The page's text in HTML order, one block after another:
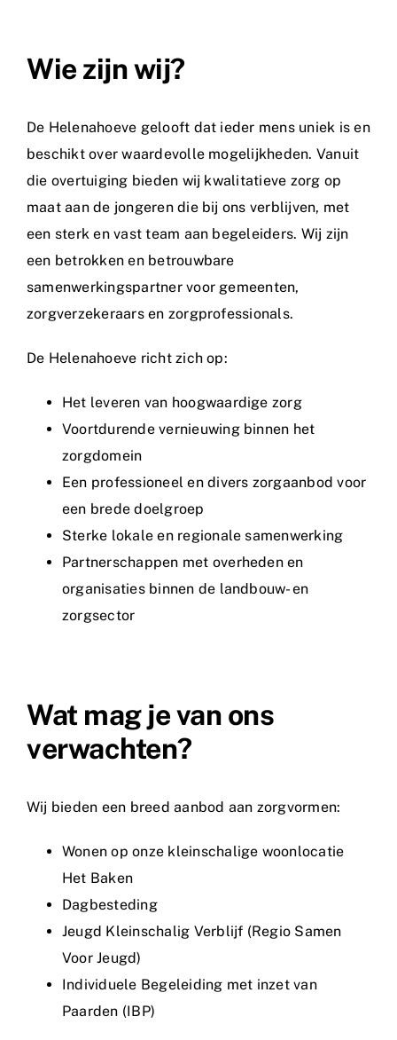
Wie zijn wij?
De Helenahoeve gelooft dat ieder mens uniek is en
beschikt over waardevolle mogelijkheden. Vanuit
die overtuiging bieden wij kwalitatieve zorg op
maat aan de jongeren die bij ons verblijven, met
een sterk en vast team aan begeleiders. Wij zijn
een betrokken en betrouwbare
samenwerkingspartner voor gemeenten,
zorgverzekeraars en zorgprofessionals.
De Helenahoeve richt zich op:
Het leveren van hoogwaardige zorg
Voortdurende vernieuwing binnen het
zorgdomein
Een professioneel en divers zorgaanbod voor
een brede doelgroep
Sterke lokale en regionale samenwerking
Partnerschappen met overheden en
organisaties binnen de landbouw- en
zorgsector
Wat mag je van ons
verwachten?
Wij bieden een breed aanbod aan zorgvormen:
Wonen op onze kleinschalige woonlocatie
Het Baken
Dagbesteding
Jeugd Kleinschalig Verblijf (Regio Samen
Voor Jeugd)
Individuele Begeleiding met inzet van
Paarden (IBP)